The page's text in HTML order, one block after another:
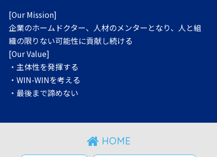
[Our Mission]
企業のホームドクター、人材のメンターとなり、人と組
織の限りない可能性に貢献し続ける
[Our Value]
・主体性を発揮する
・WIN-WINを考える
・最後まで諦めない
HOME